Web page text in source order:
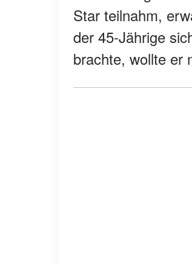
Star teilnahm,
der 45-Jährige
brachte, wollte er